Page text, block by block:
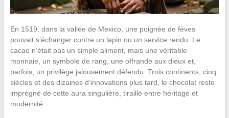
En 1519, dans la vallée de Mexico, une poignée de fèves
pouvait s’échanger contre un lapin ou un service rendu. Le
cacao n’était pas un simple aliment, mais une véritable
monnaie, un symbole de rang, une offrande aux dieux et,
parfois, un privilège jalousement défendu. Trois continents, cinq
siècles et des dizaines d’innovations plus tard, le chocolat reste
imprégné de cette aura singulière, tiraillé entre héritage et
modernité.